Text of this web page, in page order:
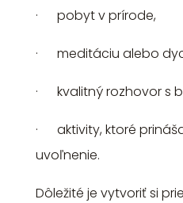
· pobyt v prírode,
· meditáciu alebo
· kvalitný rozhovor s
· aktivity, ktoré
uvoľnenie.
Dôležité je vytvoriť si